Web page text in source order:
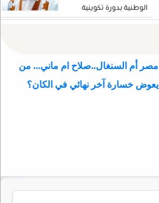
الوطنية بدورة تكوينية
للنواب الجديد
مصر أم السنغال..صلاح ام ماني... من
يعوض خسارة آخر نهائي في الكان؟